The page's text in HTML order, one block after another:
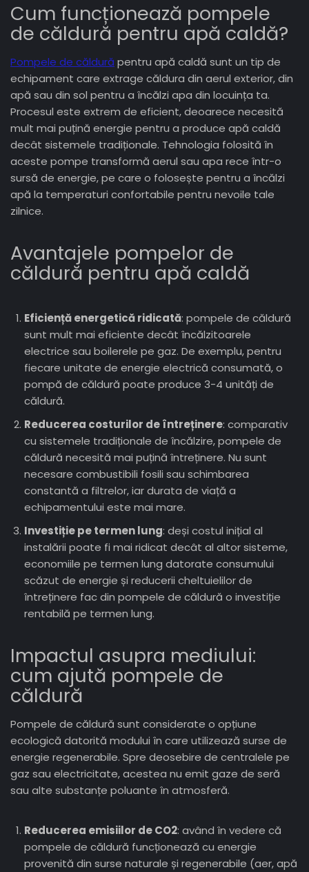
Cum funcționează pompele
de căldură pentru apă caldă?
Pompele de căldură pentru apă caldă sunt un tip de
echipament care extrage căldura din aerul exterior, din
apă sau din sol pentru a încălzi apa din locuința ta.
Procesul este extrem de eficient, deoarece necesită
mult mai puțină energie pentru a produce apă caldă
decât sistemele tradiționale. Tehnologia folosită în
aceste pompe transformă aerul sau apa rece într-o
sursă de energie, pe care o folosește pentru a încălzi
apă la temperaturi confortabile pentru nevoile tale
zilnice.
Avantajele pompelor de
căldură pentru apă caldă
Eficiență energetică ridicată: pompele de căldură
sunt mult mai eficiente decât încălzitoarele
electrice sau boilerele pe gaz. De exemplu, pentru
fiecare unitate de energie electrică consumată, o
pompă de căldură poate produce 3-4 unități de
căldură.
Reducerea costurilor de întreținere: comparativ
cu sistemele tradiționale de încălzire, pompele de
căldură necesită mai puțină întreținere. Nu sunt
necesare combustibili fosili sau schimbarea
constantă a filtrelor, iar durata de viață a
echipamentului este mai mare.
Investiție pe termen lung: deși costul inițial al
instalării poate fi mai ridicat decât al altor sisteme,
economiile pe termen lung datorate consumului
scăzut de energie și reducerii cheltuielilor de
întreținere fac din pompele de căldură o investiție
rentabilă pe termen lung.
Impactul asupra mediului:
cum ajută pompele de
căldură
Pompele de căldură sunt considerate o opțiune
ecologică datorită modului în care utilizează surse de
energie regenerabile. Spre deosebire de centralele pe
gaz sau electricitate, acestea nu emit gaze de seră
sau alte substanțe poluante în atmosferă.
Reducerea emisiilor de CO2: având în vedere că
pompele de căldură funcționează cu energie
provenită din surse naturale și regenerabile (aer, apă